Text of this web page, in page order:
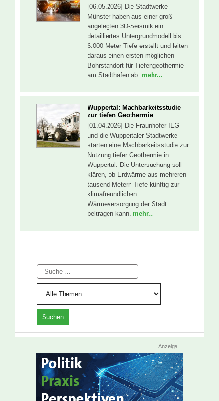
[06.05.2026] Die Stadtwerke
Münster haben aus einer groß
angelegten 3D-Seismik ein
detailliertes Untergrundmodell bis
6.000 Meter Tiefe erstellt und leiten
daraus einen ersten möglichen
Bohrstandort für Tiefengeothermie
am Stadthafen ab. mehr...
Wuppertal: Machbarkeitsstudie
zur tiefen Geothermie
[01.04.2026] Die Fraunhofer IEG
und die Wuppertaler Stadtwerke
starten eine Machbarkeitsstudie zur
Nutzung tiefer Geothermie in
Wuppertal. Die Untersuchung soll
klären, ob Erdwärme aus mehreren
tausend Metern Tiefe künftig zur
klimafreundlichen
Wärmeversorgung der Stadt
beitragen kann. mehr...
Suche
Anzeige